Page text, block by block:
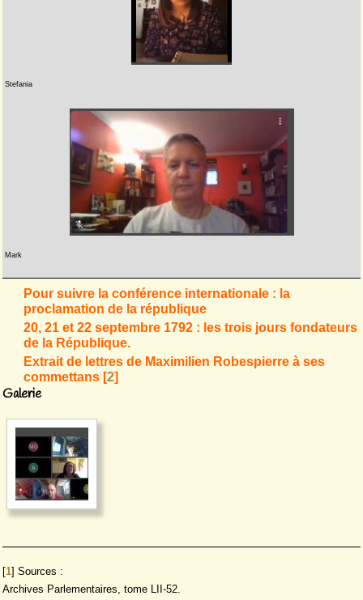
Stefania
Mark
Pour suivre la conférence internationale : la
proclamation de la république
20, 21 et 22 septembre 1792 : les trois jours fondateurs
de la République.
Extrait de lettres de Maximilien Robespierre à ses
commettans [2]
Galerie
[1] Sources :
Archives Parlementaires, tome LII-52.